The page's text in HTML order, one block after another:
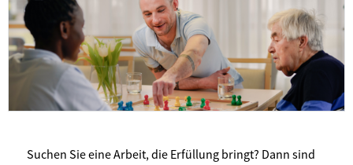
Suchen Sie eine Arbeit, die Erfüllung bringt? Dann sind